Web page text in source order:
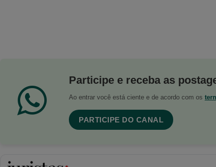
Participe e receba as
Ao entrar você está ciente e de acordo com os
PARTICIPE DO CANAL